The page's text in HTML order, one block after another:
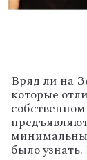
Вряд ли на
которые
было